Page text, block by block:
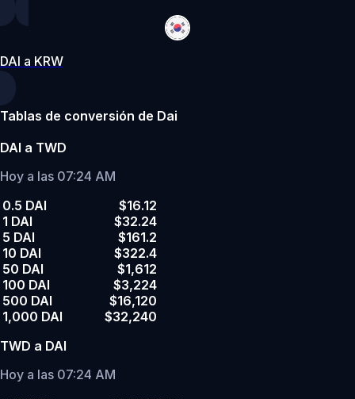
DAI a KRW
Tablas de conversión de Dai
DAI a TWD
Hoy a las 07:24 AM
0.5 DAI
$16.12
1 DAI
$32.24
5 DAI
$161.2
10 DAI
$322.4
50 DAI
$1,612
100 DAI
$3,224
500 DAI
$16,120
1,000 DAI
$32,240
TWD a DAI
Hoy a las 07:24 AM